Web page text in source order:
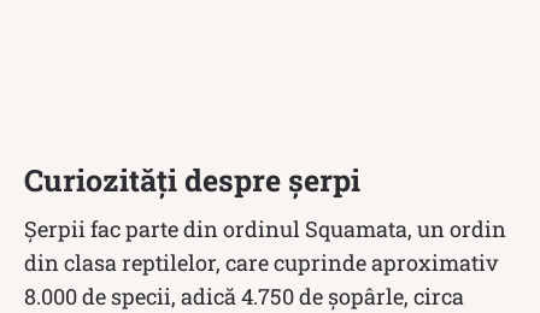
Curiozități despre șerpi
Șerpii fac parte din ordinul Squamata, un ordin
din clasa reptilelor, care cuprinde aproximativ
8.000 de specii, adică 4.750 de șopârle, circa